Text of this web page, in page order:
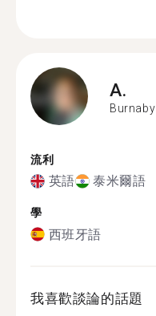
A.
Burnaby
流利
英語 泰米爾語
學
西班牙語
我喜歡談論的話題